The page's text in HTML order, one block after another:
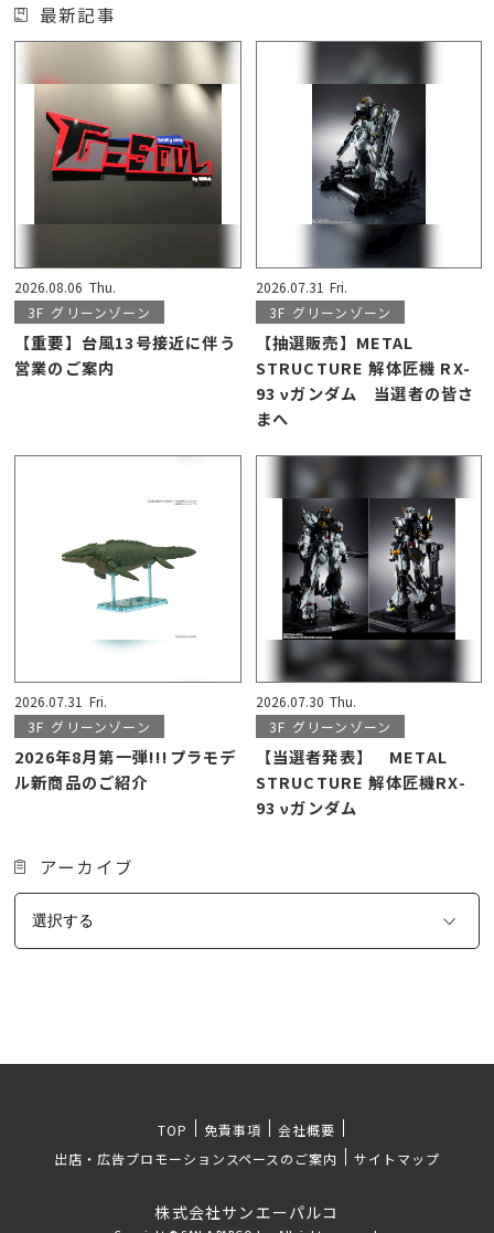
最新記事
2026.08.06 Thu.
3F グリーンゾーン
【重要】台風13号接近に伴う
営業のご案内
2026.07.31 Fri.
3F グリーンゾーン
【抽選販売】METAL
STRUCTURE 解体匠機 RX-
93 νガンダム 当選者の皆さ
まへ
2026.07.31 Fri.
3F グリーンゾーン
2026年8月第一弾!!!プラモデ
ル新商品のご紹介
2026.07.30 Thu.
3F グリーンゾーン
【当選者発表】 METAL
STRUCTURE 解体匠機RX-
93 νガンダム
アーカイブ
TOP 免責事項
会社概要
出店・広告プロモーションスペースのご案内
サイトマップ
株式会社サンエーパルコ